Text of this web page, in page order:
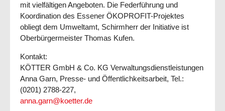
mit vielfältigen Angeboten. Die Federführung und
Koordination des Essener ÖKOPROFIT-Projektes
obliegt dem Umweltamt, Schirmherr der Initiative ist
Oberbürgermeister Thomas Kufen.
Kontakt:
KÖTTER GmbH & Co. KG Verwaltungsdienstleistungen
Anna Garn, Presse- und Öffentlichkeitsarbeit, Tel.:
(0201) 2788-227,
anna.garn@koetter.de